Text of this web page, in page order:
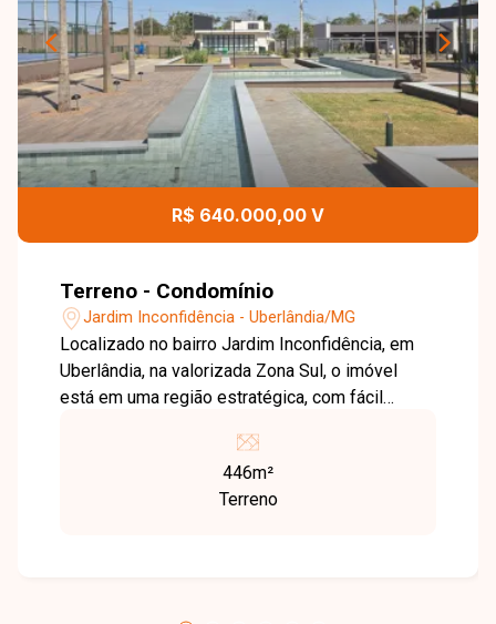
R$ 640.000,00 V
Terreno - Condomínio
Jardim Inconfidência - Uberlândia/MG
Localizado no bairro Jardim Inconfidência, em
Uberlândia, na valorizada Zona Sul, o imóvel
está em uma região estratégica, com fácil
situado no condomínio Villa Real Exclusive,
pronto para construir. O condomínio oferece
446m²
Terreno